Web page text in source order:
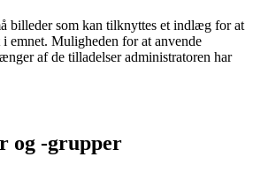
billeder som kan tilknyttes et indlæg for at
emnet. Muligheden for at anvende
af de tilladelser administratoren har
og -grupper